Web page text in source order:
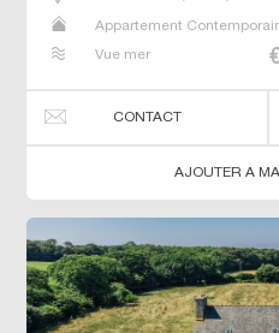
Appartement
Vue mer
CONTACT
AJOUTER A